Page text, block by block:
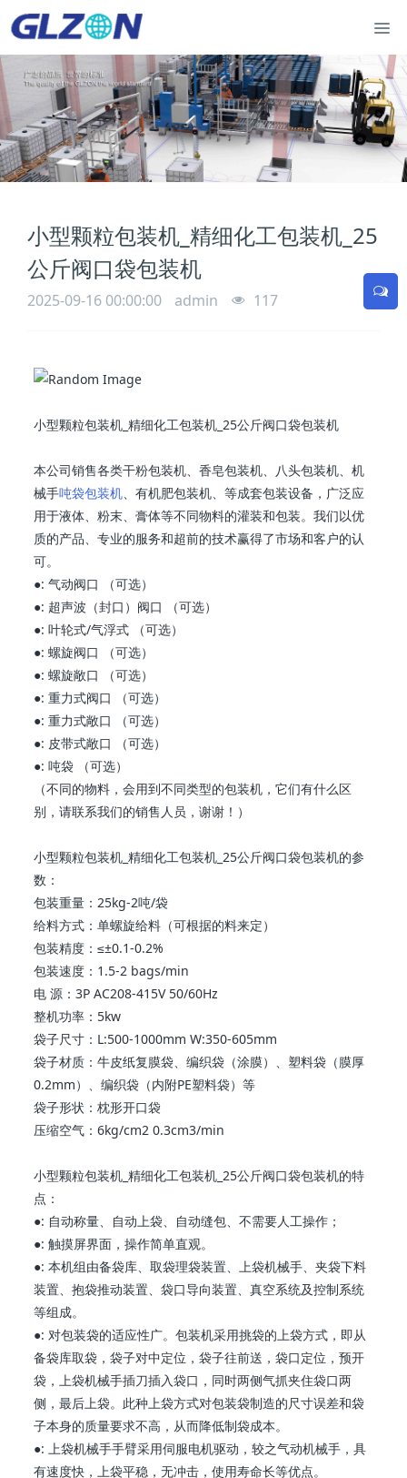
小型颗粒 包装机 _精细化工 包装机 _25
公斤阀口袋 包装机
2025-09-16 00:00:00 admin 117
小型颗粒 包装机 _精细化工 包装机 _25公斤阀口袋 包装机
本公司销售各类干粉包装机、香皂包装机、八头包装机、机
械手吨袋包装机、有机肥包装机、等成套包装设备，广泛应
用于液体、粉末、膏体等不同物料的灌装和包装。我们以优
质的产品、专业的服务和超前的技术赢得了市场和客户的认
可。
●: 气动阀口 （可选）
●: 超声波（封口）阀口 （可选）
●: 叶轮式/气浮式 （可选）
●: 螺旋阀口 （可选）
●: 螺旋敞口 （可选）
●: 重力式阀口 （可选）
●: 重力式敞口 （可选）
●: 皮带式敞口 （可选）
●: 吨袋 （可选）
（不同的物料，会用到不同类型的包装机，它们有什么区
别，请联系我们的销售人员，谢谢！）
小型颗粒 包装机 _精细化工 包装机 _25公斤阀口袋 包装机的参
数：
包装重量：25kg-2吨/袋
给料方式：单螺旋给料（可根据的料来定）
包装精度：≤±0.1-0.2%
包装速度：1.5-2 bags/min
电 源：3P AC208-415V 50/60Hz
整机功率：5kw
袋子尺寸：L:500-1000mm W:350-605mm
袋子材质：牛皮纸复膜袋、编织袋（涂膜）、塑料袋（膜厚
0.2mm）、编织袋（内附PE塑料袋）等
袋子形状：枕形开口袋
压缩空气：6kg/cm2 0.3cm3/min
小型颗粒 包装机 _精细化工 包装机 _25公斤阀口袋 包装机的特
点：
●: 自动称量、自动上袋、自动缝包、不需要人工操作；
●: 触摸屏界面，操作简单直观。
●: 本机组由备袋库、取袋理袋装置、上袋机械手、夹袋下料
装置、抱袋推动装置、袋口导向装置、真空系统及控制系统
等组成。
●: 对包装袋的适应性广。包装机采用挑袋的上袋方式，即从
备袋库取袋，袋子对中定位，袋子往前送，袋口定位，预开
袋，上袋机械手插刀插入袋口，同时两侧气抓夹住袋口两
侧，最后上袋。此种上袋方式对包装袋制造的尺寸误差和袋
子本身的质量要求不高，从而降低制袋成本。
●: 上袋机械手手臂采用伺服电机驱动，较之气动机械手，具
有速度快，上袋平稳，无冲击，使用寿命长等优点。